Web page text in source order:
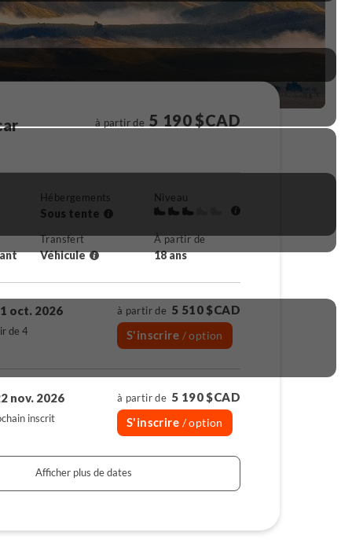
à partir de 5 190 $CAD
Hébergements
Sous tente
Niveau
Transfert
Véhicule
À partir de
18 ans
oct. 2026
de 4
à partir de 5 510 $CAD
S'inscrire / option
nov. 2026
inscrit
à partir de 5 190 $CAD
S'inscrire / option
Afficher plus de dates